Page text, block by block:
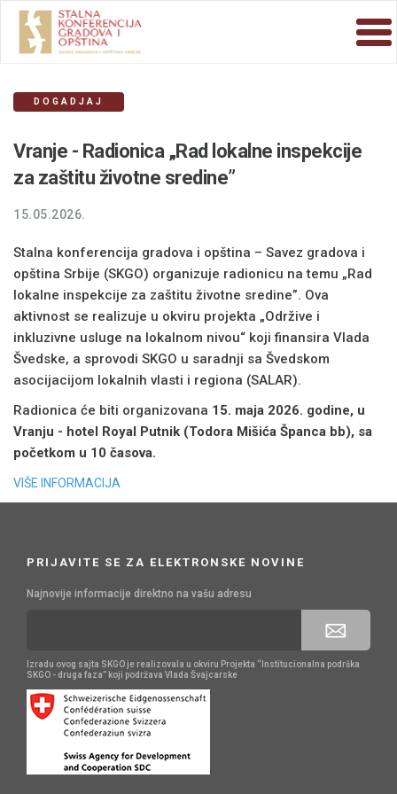
DOGADJAJ
Vranje - Radionica „Rad lokalne inspekcije
za zaštitu životne sredine”
15.05.2026.
Stalna konferencija gradova i opština – Savez gradova i
opština Srbije (SKGO) organizuje radionicu na temu „Rad
lokalne inspekcije za zaštitu životne sredine”. Ova
aktivnost se realizuje u okviru projekta „Održive i
inkluzivne usluge na lokalnom nivou“ koji finansira Vlada
Švedske, a sprovodi SKGO u saradnji sa Švedskom
asocijacijom lokalnih vlasti i regiona (SALAR).
Radionica će biti organizovana 15. maja 2026. godine, u
Vranju - hotel Royal Putnik (Todora Mišića Španca bb), sa
početkom u 10 časova.
VIŠE INFORMACIJA
PRIJAVITE SE ZA ELEKTRONSKE NOVINE
Najnovije informacije direktno na vašu adresu
Izradu ovog sajta SKGO je realizovala u okviru Projekta “Institucionalna podrška
SKGO - druga faza” koji podržava Vlada Švajcarske